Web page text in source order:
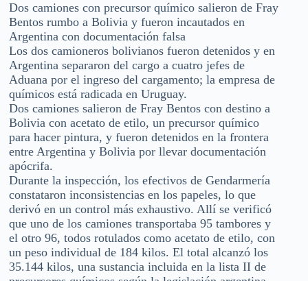
Dos camiones con precursor químico salieron de Fray
Bentos rumbo a Bolivia y fueron incautados en
Argentina con documentación falsa
Los dos camioneros bolivianos fueron detenidos y en
Argentina separaron del cargo a cuatro jefes de
Aduana por el ingreso del cargamento; la empresa de
químicos está radicada en Uruguay.
Dos camiones salieron de Fray Bentos con destino a
Bolivia con acetato de etilo, un precursor químico
para hacer pintura, y fueron detenidos en la frontera
entre Argentina y Bolivia por llevar documentación
apócrifa.
Durante la inspección, los efectivos de Gendarmería
constataron inconsistencias en los papeles, lo que
derivó en un control más exhaustivo. Allí se verificó
que uno de los camiones transportaba 95 tambores y
el otro 96, todos rotulados como acetato de etilo, con
un peso individual de 184 kilos. El total alcanzó los
35.144 kilos, una sustancia incluida en la lista II de